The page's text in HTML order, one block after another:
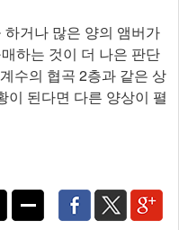
거나 많은 양의 앰버가
하는 것이 더 나은 판단
수의 협곡 2층과 같은 상
이 된다면 다른 양상이 펼